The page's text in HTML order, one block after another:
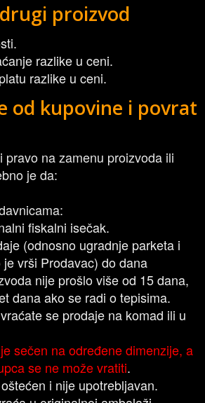
proizvod
razlike u ceni.
razlike u ceni.
od kupovine i povrat
pravo na zamenu proizvoda ili
je da:
fiskalni isečak.
(odnosno ugradnje parketa i
vrši Prodavac) do dana
nije prošlo više od 15 dana,
dana ako se radi o tepisima.
se prodaje na komad ili u
sečen na određene dimenzije, a
se ne može vratiti.
i nije upotrebljavan.